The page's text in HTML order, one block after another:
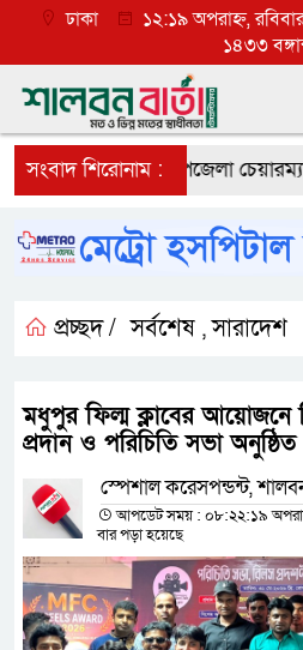
ঢাকা
১২:১৯ অপরাহ্ন,
১৪৩৩
সংবাদ শিরোনাম :
মধুপুর উপজেলা চেয়ারম্যান
প্রচ্ছদ / সর্বশেষ ,সারাদেশ
মধুপুর ফিল্ম ক্লাবের আয়োজনে
প্রদান ও পরিচিতি সভা অনুষ্ঠিত
স্পেশাল করেসপন্ডন্ট,
আপডেট সময় : ০৮:২২:১৯
বার পড়া হয়েছে